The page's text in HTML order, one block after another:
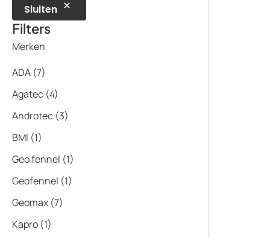
Sluiten
Filters
Merken
ADA (7)
Agatec (4)
Androtec (3)
BMI (1)
Geo fennel (1)
Geofennel (1)
Geomax (7)
Kapro (1)